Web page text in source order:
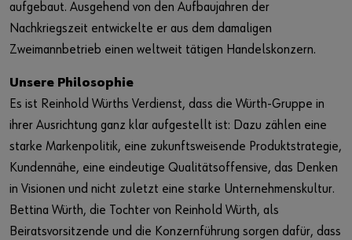
aufgebaut. Ausgehend von den Aufbaujahren der
Nachkriegszeit entwickelte er aus dem damaligen
Zweimannbetrieb einen weltweit tätigen Handelskonzern.
Unsere Philosophie
Es ist Reinhold Würths Verdienst, dass die Würth-Gruppe in
ihrer Ausrichtung ganz klar aufgestellt ist: Dazu zählen eine
starke Markenpolitik, eine zukunftsweisende Produktstrategie,
Kundennähe, eine eindeutige Qualitätsoffensive, das Denken
in Visionen und nicht zuletzt eine starke Unternehmenskultur.
Bettina Würth, die Tochter von Reinhold Würth, als
Beiratsvorsitzende und die Konzernführung sorgen dafür, dass